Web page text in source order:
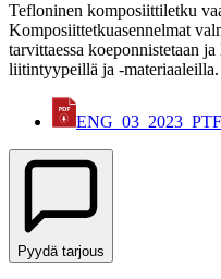
Tefloninen komposiittiletku
Komposiittetkuasennelmat
tarvittaessa koeponnistetaan
liitintyypeillä ja -materiaaleilla.
Pyydä tarjous